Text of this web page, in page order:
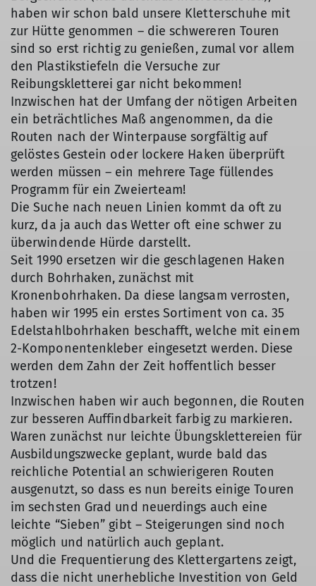
haben wir schon bald unsere Kletterschuhe mit
zur Hütte genommen – die schwereren Touren
sind so erst richtig zu genießen, zumal vor allem
den Plastikstiefeln die Versuche zur
Reibungskletterei gar nicht bekommen!
Inzwischen hat der Umfang der nötigen Arbeiten
ein beträchtliches Maß angenommen, da die
Routen nach der Winterpause sorgfältig auf
gelöstes Gestein oder lockere Haken überprüft
werden müssen – ein mehrere Tage füllendes
Programm für ein Zweierteam!
Die Suche nach neuen Linien kommt da oft zu
kurz, da ja auch das Wetter oft eine schwer zu
überwindende Hürde darstellt.
Seit 1990 ersetzen wir die geschlagenen Haken
durch Bohrhaken, zunächst mit
Kronenbohrhaken. Da diese langsam verrosten,
haben wir 1995 ein erstes Sortiment von ca. 35
Edelstahlbohrhaken beschafft, welche mit einem
2-Komponentenkleber eingesetzt werden. Diese
werden dem Zahn der Zeit hoffentlich besser
trotzen!
Inzwischen haben wir auch begonnen, die Routen
zur besseren Auffindbarkeit farbig zu markieren.
Waren zunächst nur leichte Übungsklettereien für
Ausbildungszwecke geplant, wurde bald das
reichliche Potential an schwierigeren Routen
ausgenutzt, so dass es nun bereits einige Touren
im sechsten Grad und neuerdings auch eine
leichte “Sieben” gibt – Steigerungen sind noch
möglich und natürlich auch geplant.
Und die Frequentierung des Klettergartens zeigt,
dass die nicht unerhebliche Investition von Geld